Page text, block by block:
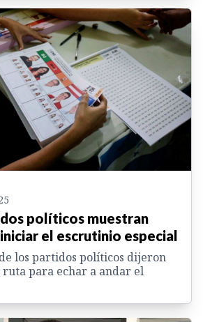
políticos muestran
el escrutinio especial
los partidos políticos dijeron
para echar a andar el